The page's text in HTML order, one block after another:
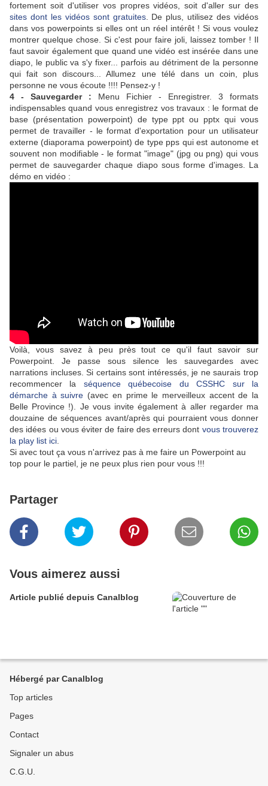
fortement soit d'utiliser vos propres vidéos, soit d'aller sur des
sites dont les vidéos sont gratuites. De plus, utilisez des vidéos
dans vos powerpoints si elles ont un réel intérêt ! Si vous voulez
montrer quelque chose. Si c'est pour faire joli, laissez tomber ! Il
faut savoir également que quand une vidéo est insérée dans une
diapo, le public va s'y fixer... parfois au détriment de la personne
qui fait son discours... Allumez une télé dans un coin, plus
personne ne vous écoute !!!! Pensez-y !
4 - Sauvegarder : Menu Fichier - Enregistrer. 3 formats
indispensables quand vous enregistrez vos travaux : le format de
base (présentation powerpoint) de type ppt ou pptx qui vous
permet de travailler - le format d'exportation pour un utilisateur
externe (diaporama powerpoint) de type pps qui est autonome et
souvent non modifiable - le format "image" (jpg ou png) qui vous
permet de sauvegarder chaque diapo sous forme d'images. La
démo en vidéo :
Voilà, vous savez à peu près tout ce qu'il faut savoir sur
Powerpoint. Je passe sous silence les sauvegardes avec
narrations incluses. Si certains sont intéressés, je ne saurais trop
recommencer la séquence québecoise du CSSHC sur la
démarche à suivre (avec en prime le merveilleux accent de la
Belle Province !). Je vous invite également à aller regarder ma
douzaine de séquences avant/après qui pourraient vous donner
des idées ou vous éviter de faire des erreurs dont vous trouverez
la play list ici
Si avec tout ça vous n'arrivez pas à me faire un Powerpoint au
top pour le partiel, je ne peux plus rien pour vous !!!
Partager
Vous aimerez aussi
Article publié depuis Canalblog
Hébergé par Canalblog
Top articles
Pages
Contact
Signaler un abus
C.G.U.